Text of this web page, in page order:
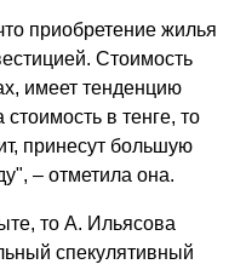
приобретение жилья
Стоимость
имеет тенденцию
в тенге, то
принесут большую
– отметила она.
то А. Ильясова
спекулятивный